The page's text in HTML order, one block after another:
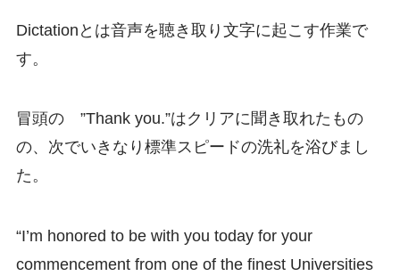
Dictationとは音声を聴き取り文字に起こす作業で
す。
冒頭の ”Thank you.”はクリアに聞き取れたもの
の、次でいきなり標準スピードの洗礼を浴びまし
た。
“I’m honored to be with you today for your
commencement from one of the finest Universities